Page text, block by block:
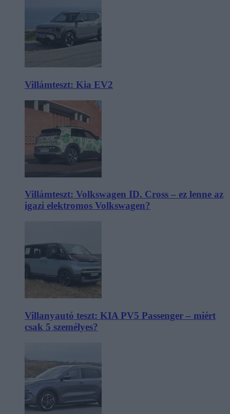
Villámteszt: Kia EV2
Villámteszt: Volkswagen ID. Cross – ez lenne az
igazi elektromos Volkswagen?
Villanyautó teszt: KIA PV5 Passenger – miért
csak 5 személyes?